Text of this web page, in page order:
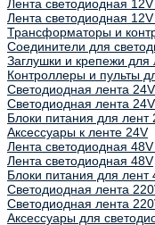
Лента светодиодная
Лента светодиодная
Трансформаторы и
Соединители для
Заглушки и крепежи для
Контроллеры и пульты
Светодиодная лента
Светодиодная лента 24V
Блоки питания для лент
Аксессуары к ленте 24V
Лента светодиодная
Лента светодиодная 48V
Блоки питания для лент
Светодиодная лента
Светодиодная лента
Аксессуары для